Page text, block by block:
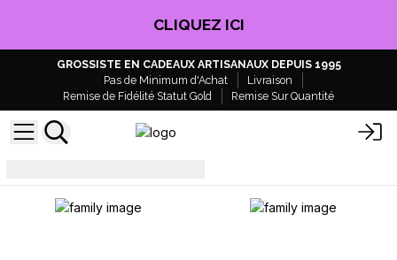
CLIQUEZ ICI
GROSSISTE EN CADEAUX ARTISANAUX DEPUIS 1995
Pas de Minimum d'Achat
Livraison
Remise de Fidélité Statut Gold
Remise Sur Quantité